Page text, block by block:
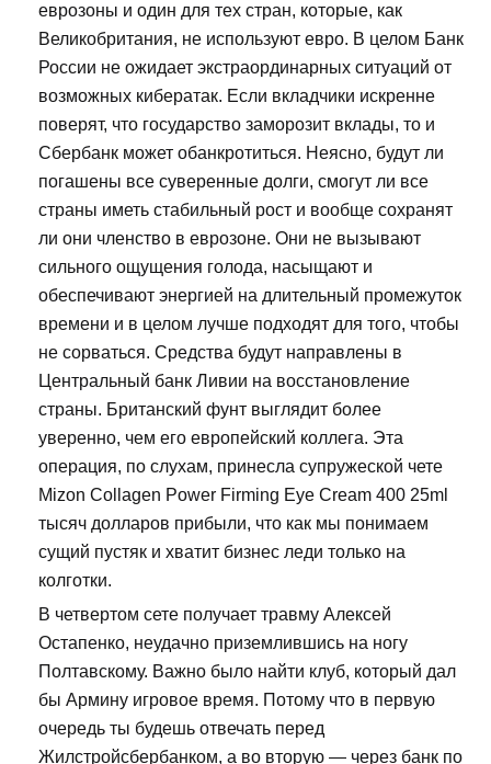
еврозоны и один для тех стран, которые, как
Великобритания, не используют евро. В целом Банк
России не ожидает экстраординарных ситуаций от
возможных кибератак. Если вкладчики искренне
поверят, что государство заморозит вклады, то и
Сбербанк может обанкротиться. Неясно, будут ли
погашены все суверенные долги, смогут ли все
страны иметь стабильный рост и вообще сохранят
ли они членство в еврозоне. Они не вызывают
сильного ощущения голода, насыщают и
обеспечивают энергией на длительный промежуток
времени и в целом лучше подходят для того, чтобы
не сорваться. Средства будут направлены в
Центральный банк Ливии на восстановление
страны. Британский фунт выглядит более
уверенно, чем его европейский коллега. Эта
операция, по слухам, принесла супружеской чете
Mizon Collagen Power Firming Eye Cream 400 25ml
тысяч долларов прибыли, что как мы понимаем
сущий пустяк и хватит бизнес леди только на
колготки.
В четвертом сете получает травму Алексей
Остапенко, неудачно приземлившись на ногу
Полтавскому. Важно было найти клуб, который дал
бы Армину игровое время. Потому что в первую
очередь ты будешь отвечать перед
Жилстройсбербанком, а во вторую — через банк по